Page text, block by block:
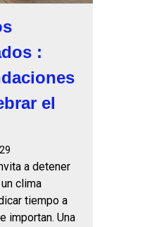
:
el
a detener
clima
tiempo a
importan. Una